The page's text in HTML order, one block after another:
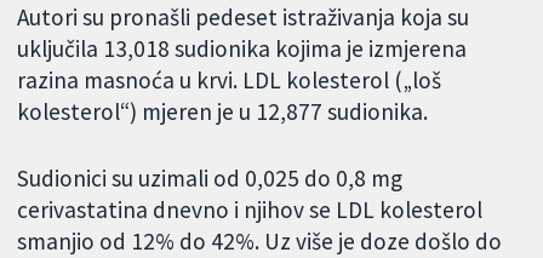
Autori su pronašli pedeset istraživanja koja su
uključila 13,018 sudionika kojima je izmjerena
razina masnoća u krvi. LDL kolesterol („loš
kolesterol“) mjeren je u 12,877 sudionika.
Sudionici su uzimali od 0,025 do 0,8 mg
cerivastatina dnevno i njihov se LDL kolesterol
smanjio od 12% do 42%. Uz više je doze došlo do